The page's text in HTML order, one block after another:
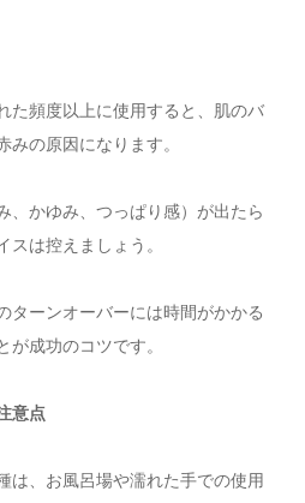
た頻度以上に使用すると、肌のバ
みの原因になります。
、かゆみ、つっぱり感）が出たら
スは控えましょう。
ターンオーバーには時間がかかる
が成功のコツです。
意点
は、お風呂場や濡れた手での使用